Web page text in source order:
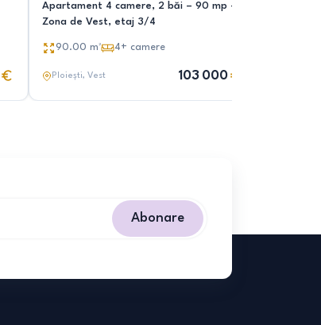
Apartament 4 camere, 2 băi – 90 mp –
Zona de Vest, etaj 3/4
90.00 m² 4+ camere
Ploiești, Vest 103 000
Abonare